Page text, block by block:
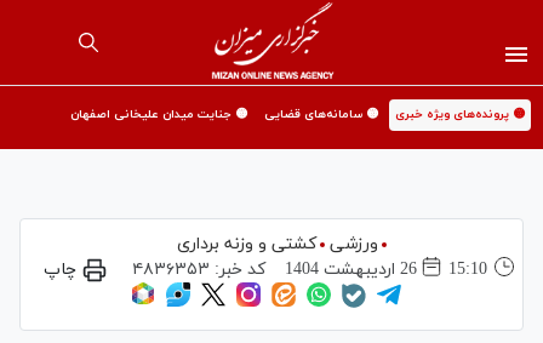
🟡 پرونده‌های ویژه خبری 🟡 سامانه‌های قضایی 🟡 جنایت میدان علیخانی اصفهان
ورزشی
کشتی و وزنه برداری
15:10
26 ارديبهشت 1404 کد خبر: ۴۸۳۶۳۵۳ چاپ